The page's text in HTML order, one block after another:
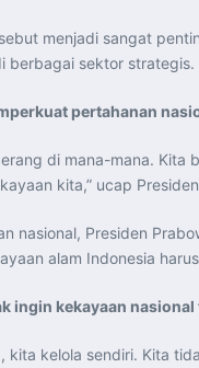
menjadi sangat
berbagai sektor strategis.
pertahanan
di mana-mana.
kita,” ucap
nasional, Presiden
alam Indonesia
ingin kekayaan
kita kelola sendiri. Kita